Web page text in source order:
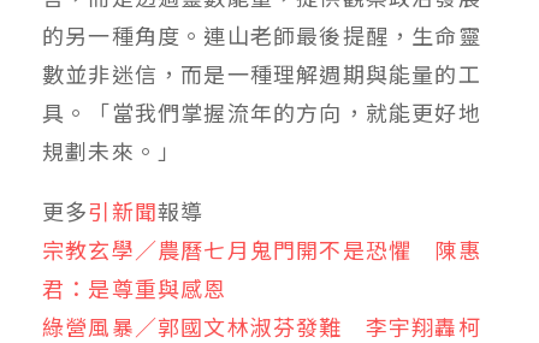
的另一種角度。連山老師最後提醒，生命靈
數並非迷信，而是一種理解週期與能量的工
具。「當我們掌握流年的方向，就能更好地
規劃未來。」
更多引新聞報導
宗教玄學／農曆七月鬼門開不是恐懼 陳惠
君：是尊重與感恩
綠營風暴／郭國文林淑芬發難 李宇翔轟柯